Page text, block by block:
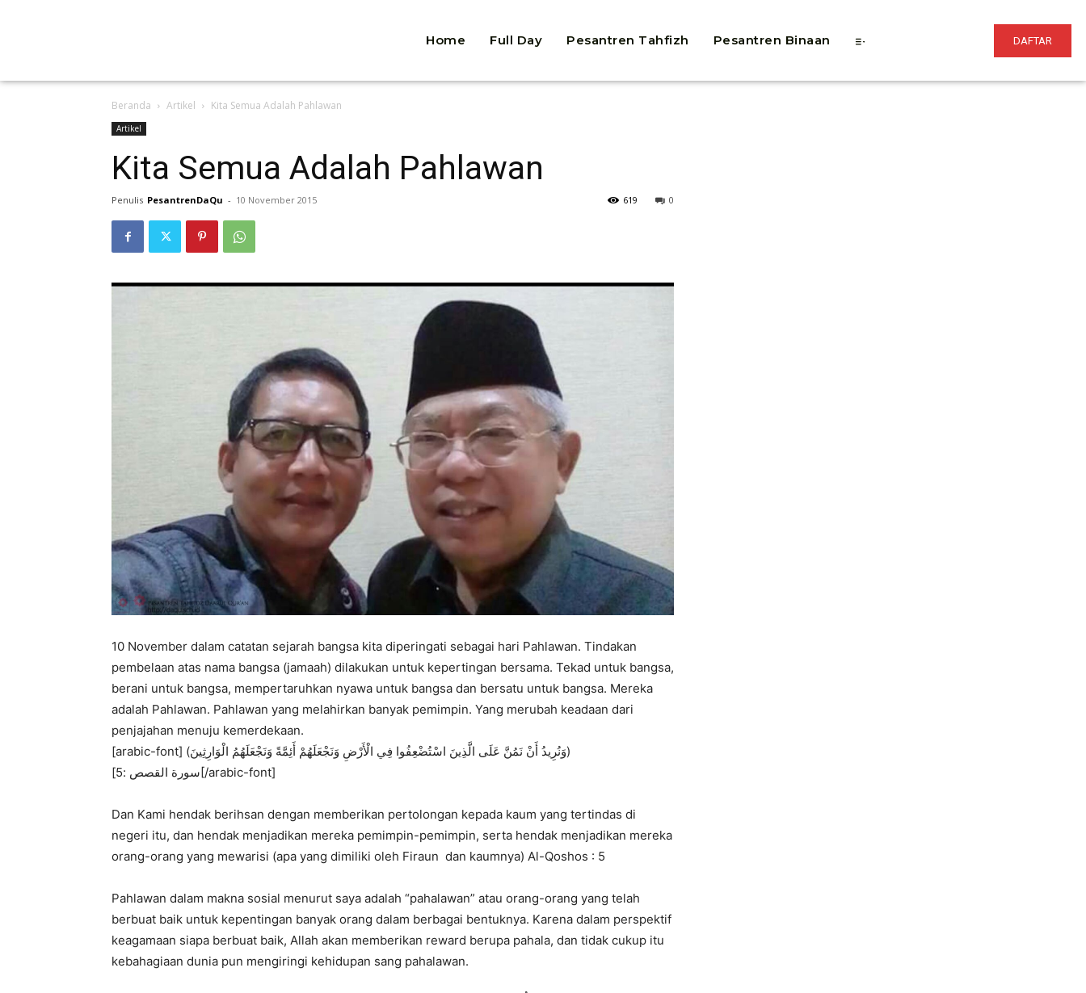
Home Full Day Pesantren Tahfizh Pesantren Binaan DAFTAR
Beranda Artikel Kita Semua Adalah Pahlawan
Artikel
Kita Semua Adalah Pahlawan
Penulis PesantrenDaQu - 10 November 2015 0
619
10 November dalam catatan sejarah bangsa kita diperingati sebagai hari Pahlawan. Tindakan
pembelaan atas nama bangsa (jamaah) dilakukan untuk kepertingan bersama. Tekad untuk bangsa,
berani untuk bangsa, mempertaruhkan nyawa untuk bangsa dan bersatu untuk bangsa. Mereka
adalah Pahlawan. Pahlawan yang melahirkan banyak pemimpin. Yang merubah keadaan dari
penjajahan menuju kemerdekaan.
[arabic-font] (وَنُرِيدُ أَنْ نَمُنَّ عَلَى الَّذِينَ اسْتُضْعِفُوا فِي الْأَرْضِ وَنَجْعَلَهُمْ أَئِمَّةً وَنَجْعَلَهُمُ الْوَارِثِينَ)
[سورة القصص :5[/arabic-font]
Dan Kami hendak berihsan dengan memberikan pertolongan kepada kaum yang tertindas di
negeri itu, dan hendak menjadikan mereka pemimpin-pemimpin, serta hendak menjadikan mereka
orang-orang yang mewarisi (apa yang dimiliki oleh Firaun dan kaumnya) Al-Qoshos : 5
Pahlawan dalam makna sosial menurut saya adalah “pahalawan” atau orang-orang yang telah
berbuat baik untuk kepentingan banyak orang dalam berbagai bentuknya. Karena dalam perspektif
keagamaan siapa berbuat baik, Allah akan memberikan reward berupa pahala, dan tidak cukup itu
kebahagiaan dunia pun mengiringi kehidupan sang pahalawan.